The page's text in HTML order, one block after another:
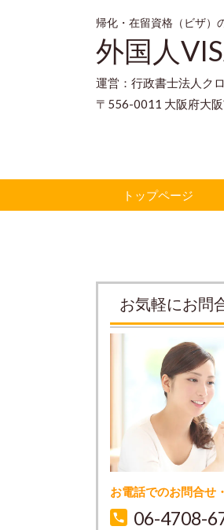
帰化・在留資格（ビザ）
外国人
運営：行政書士法人ク
〒556-0011 大阪府大
トップページ
お気軽にお問
お電話でのお問合せ
06-4708-